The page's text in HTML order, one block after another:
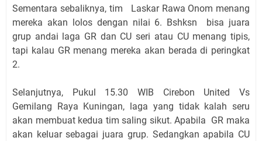
Sementara sebaliknya, tim Laskar Rawa Onom menang
mereka akan lolos dengan nilai 6. Bshksn bisa juara
grup andai laga GR dan CU seri atau CU menang tipis,
tapi kalau GR menang mereka akan berada di peringkat
2.
Selanjutnya, Pukul 15.30 WIB Cirebon United Vs
Gemilang Raya Kuningan, laga yang tidak kalah seru
akan membuat kedua tim saling sikut. Apabila GR maka
akan keluar sebagai juara grup. Sedangkan apabila CU